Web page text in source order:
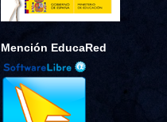
Mención EducaRed